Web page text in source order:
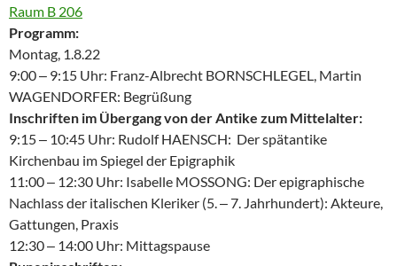
Raum B 206
Programm:
Montag, 1.8.22
9:00 ‒ 9:15 Uhr: Franz-Albrecht BORNSCHLEGEL, Martin
WAGENDORFER: Begrüßung
Inschriften im Übergang von der Antike zum Mittelalter:
9:15 ‒ 10:45 Uhr: Rudolf HAENSCH: Der spätantike
Kirchenbau im Spiegel der Epigraphik
11:00 ‒ 12:30 Uhr: Isabelle MOSSONG: Der epigraphische
Nachlass der italischen Kleriker (5. ‒ 7. Jahrhundert): Akteure,
Gattungen, Praxis
12:30 ‒ 14:00 Uhr: Mittagspause